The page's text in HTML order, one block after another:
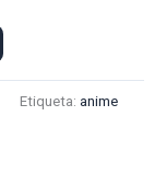
Etiqueta: anime